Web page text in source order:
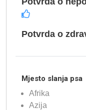
Potvrda o
Mjesto slanja psa
Afrika
Azija